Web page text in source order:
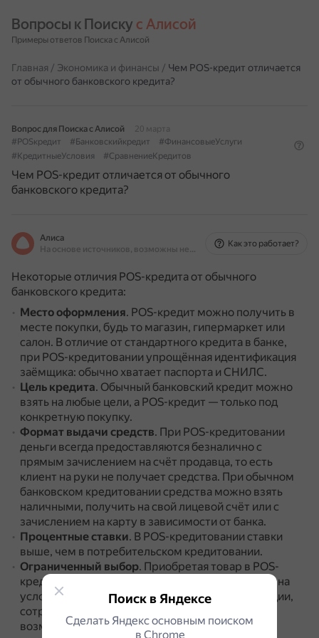
Вопросы к Поиску с Алисой
Примеры ответов Поиска с Алисой
Главная / Экономика и финансы / Чем POS-кредит отличается
от обычного банковского кредита?
Вопрос для Поиска с Алисой
20 марта
#POSкредит
#Банковскийкредит
#ФинансовыеУслуги
#КредитныеУсловия
#СравнениеКредитов
Чем POS-кредит отличается от обычного
банковского кредита?
Алиса
На основе источников, возможны неточности
Как это работает?
Некоторые отличия POS-кредита от обычного
банковского кредита:
Место оформления. POS-кредит можно получить в
месте покупки, будь то магазин, гипермаркет или
салон. В отличие от стандартного кредита в банке,
при POS-кредитовании упрощённая идентификация
заёмщика: обычно хватает паспорта и СНИЛС.
Цель кредита. Обычный банковский кредит можно
взять на любые цели, а POS-кредит — только под
конкретную покупку.
Формат выдачи средств. При POS-кредитовании
деньги всегда предоставляются безналично с
прямым зачислением на счёт продавца, то есть
клиент на руки не получает средства. При обычном
банковском кредитовании средства можно взять
наличными, получить на свой лицевой счёт или с
зачислением на карту в зависимости от банка.
Процентные ставки. В POS-кредитовании ставки
выше, чем в потребительском кредитовании.
Ограниченный выбор. Приобретая товар в POS-
кредит, покупатель автоматически соглашается на
условия кредитования от финансовой организации,
сотрудничающей с магазином, что снижает его
возможности для выбора наиболее выгодного
Поиск в Яндексе
Сделать Яндекс основным поиском
в Сhrome